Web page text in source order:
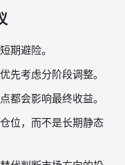
期避险。
先考虑分阶段调整。
都会影响最终收益。
位，而不是长期静态